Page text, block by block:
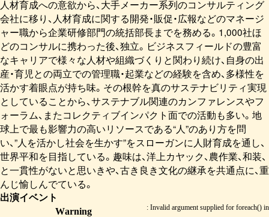
人材育成への意欲から、大手メーカー系列のコンサルティング
会社に移り、人材育成に関する開発・販促・広報などのマネージ
ャー職から企業研修部門の統括部長までを務める。1,000社ほ
どのコンサルに携わった後、独立。ビジネスフィールドの豊富
なキャリアで様々な人材や組織づくりと関わり続け、自身の出
産・育児との両立での管理職・起業などの経験を含め、多様性を
活かす着眼点が持ち味。その根幹を真のサステナビリティ実現
としていることから、サステナブル関連のカンファレンスやフ
ォーラム、またコレクティブインパクト面での活動も多い。地
球上で最も影響力の高いリソースである“人”のあり方を問
い、”人を活かし社会を生かす”をスローガンに人財育成を通し、
世界平和を目指している。趣味は、洋上カヤック、農作業、和装、
と一貫性がないと思いきや、古き良き文化の継承を共通点に、重
んじ愉しんでている。
出演イベント
Warning : Invalid argument supplied for foreach() in